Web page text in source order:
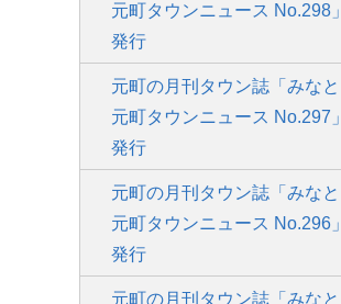
元町タウンニュース No.298」
発行
元町の月刊タウン誌「みなと
元町タウンニュース No.297」
発行
元町の月刊タウン誌「みなと
元町タウンニュース No.296」
発行
元町の月刊タウン誌「みなと